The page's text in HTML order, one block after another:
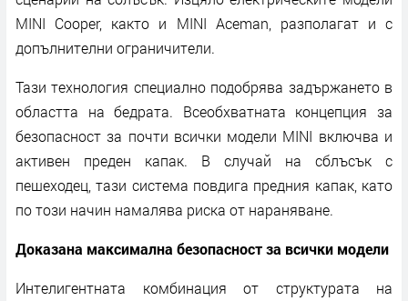
MINI Cooper, както и MINI Aceman, разполагат и с
допълнителни ограничители.
Тази технология специално подобрява задържането в
областта на бедрата. Всеобхватната концепция за
безопасност за почти всички модели MINI включва и
активен преден капак. В случай на сблъсък с
пешеходец, тази система повдига предния капак, като
по този начин намалява риска от нараняване.
Доказана максимална безопасност за всички модели
Интелигентната комбинация от структурата на